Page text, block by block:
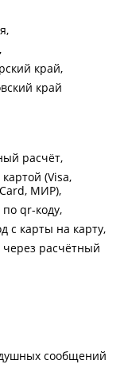
край
край
расчёт
(Visa,
МИР)
по qr-коду
с карты на карту
через расчётный
сообщений